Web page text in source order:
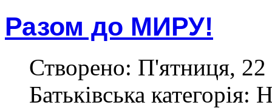
Разом до МИРУ!
Створено: П'ятниця, 22
Батьківська категорія: